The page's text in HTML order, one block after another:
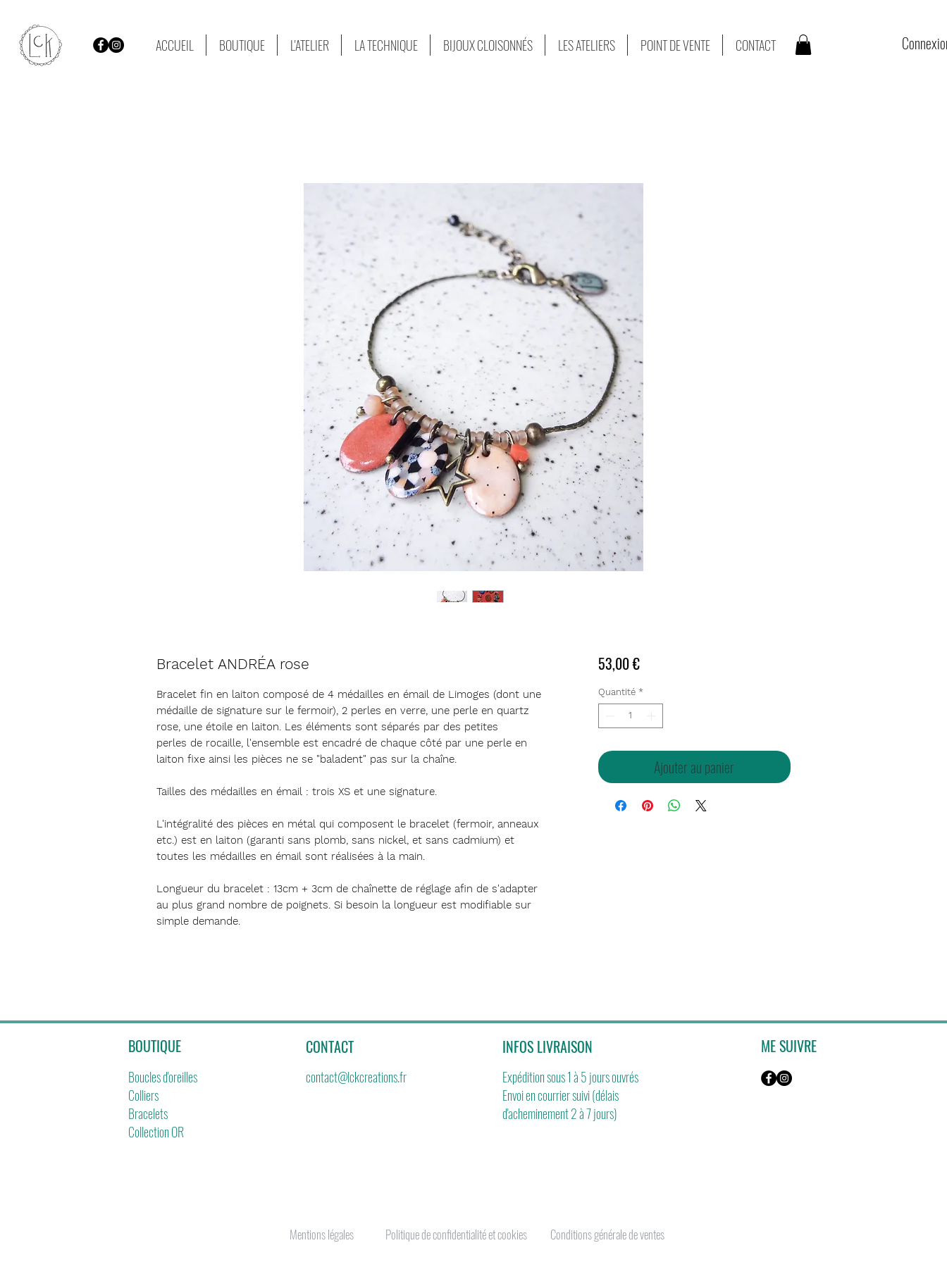
ACCUEIL BOUTIQUE L'ATELIER LA TECHNIQUE BIJOUX CLOISONNÉS LES ATELIERS POINT DE VENTE CONTACT
Bracelet ANDRÉA rose
Bracelet fin en laiton composé de 4 médailles en émail de Limoges (dont une
médaille de signature sur le fermoir), 2 perles en verre, une perle en quartz
rose, une étoile en laiton. Les éléments sont séparés par des petites
perles de rocaille, l'ensemble est encadré de chaque côté par une perle en
laiton fixe ainsi les pièces ne se "baladent" pas sur la chaîne.
Tailles des médailles en émail : trois XS et une signature.
L'intégralité des pièces en métal qui composent le bracelet (fermoir, anneaux
etc.) est en laiton (garanti sans plomb, sans nickel, et sans cadmium) et
toutes les médailles en émail sont réalisées à la main.
Longueur du bracelet : 13cm + 3cm de chaînette de réglage afin de s'adapter
au plus grand nombre de poignets. Si besoin la longueur est modifiable sur
simple demande.
53,00 €Prix
Quantité *
Ajouter au panier
BOUTIQUE
Boucles d'oreilles
Colliers
Bracelets
Collection OR
CONTACT
contact@lckcreations.fr
INFOS LIVRAISON
Expédition sous 1 à 5 jours ouvrés
Envoi en courrier suivi (délais
d'acheminement 2 à 7 jours)
ME SUIVRE
Mentions légales Politique de confidentialité et cookies Conditions générale de ventes